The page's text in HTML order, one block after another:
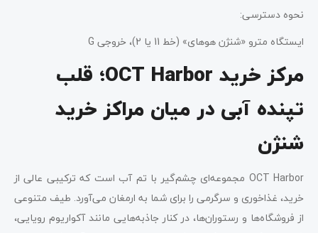
نحوه دسترسی:
ایستگاه مترو «شنژن هوهای» (خط 11 یا 2)، خروجی G
مرکز خرید OCT Harbor؛ قلب
تپنده آبی در میان مراکز خرید
شنژن
OCT Harbor مجموعه‌ای چشم‌گیر با تم آب است که ترکیبی عالی از
خرید، غذاخوری و سرگرمی را برای شما به ارمغان می‌آورد. طیف متنوعی
از فروشگاه‌ها و رستوران‌ها، در کنار جاذبه‌هایی مانند آکواریوم رویایی،